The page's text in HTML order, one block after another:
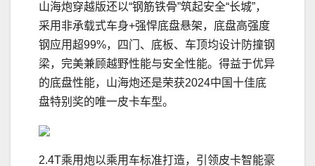
山海炮穿越版还以“钢筋铁骨”筑起安全“长城”，
采用非承载式车身+强悍底盘悬架，底盘高强度
钢应用超99%，四门、底板、车顶均设计防撞钢
梁，完美兼顾越野性能与安全性能。得益于优异
的底盘性能，山海炮还是荣获2024中国十佳底
盘特别奖的唯一皮卡车型。
2.4T乘用炮以乘用车标准打造，引领皮卡智能豪